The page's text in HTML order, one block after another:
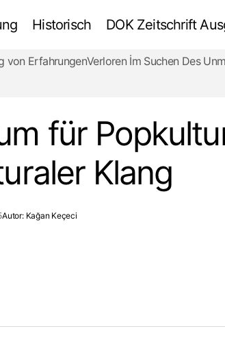
Historisch DOK Zeitschrift
über
von ErfahrungenVerloren İm Suchen Des
für
Klang
Autor: Kağan Keçeci